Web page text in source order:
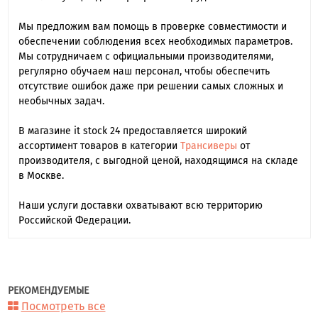
Мы предложим вам помощь в проверке совместимости и
обеспечении соблюдения всех необходимых параметров.
Мы сотрудничаем с официальными производителями,
регулярно обучаем наш персонал, чтобы обеспечить
отсутствие ошибок даже при решении самых сложных и
необычных задач.
В магазине it stock 24 предоставляется широкий
ассортимент товаров в категории Трансиверы от
производителя, с выгодной ценой, находящимся на складе
в Москве.
Наши услуги доставки охватывают всю территорию
Российской Федерации.
РЕКОМЕНДУЕМЫЕ
Посмотреть все